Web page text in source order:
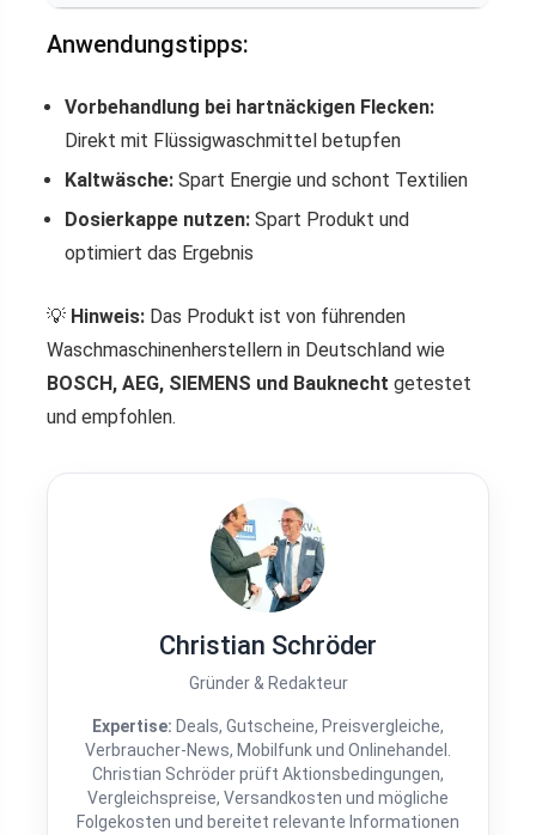
Anwendungstipps:
Vorbehandlung bei hartnäckigen Flecken:
Direkt mit Flüssigwaschmittel betupfen
Kaltwäsche: Spart Energie und schont Textilien
Dosierkappe nutzen: Spart Produkt und
optimiert das Ergebnis
💡 Hinweis: Das Produkt ist von führenden
Waschmaschinenherstellern in Deutschland wie
BOSCH, AEG, SIEMENS und Bauknecht getestet
und empfohlen.
Christian Schröder
Gründer & Redakteur
Expertise: Deals, Gutscheine, Preisvergleiche,
Verbraucher-News, Mobilfunk und Onlinehandel.
Christian Schröder prüft Aktionsbedingungen,
Vergleichspreise, Versandkosten und mögliche
Folgekosten und bereitet relevante Informationen